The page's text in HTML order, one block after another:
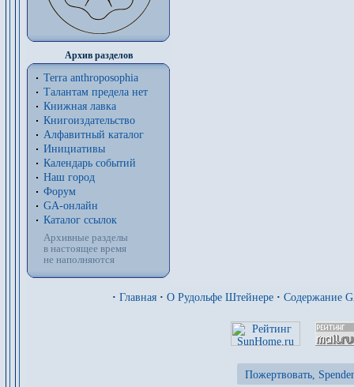
Архив разделов
Terra anthroposophia
Талантам предела нет
Книжная лавка
Книгоиздательство
Алфавитный каталог
Инициативы
Календарь событий
Наш город
Форум
GA-онлайн
Каталог ссылок
Архивные разделы
в настоящее время
не наполняются
· Главная · О Рудольфе Штейнере · Содержание
Пожертвовать,